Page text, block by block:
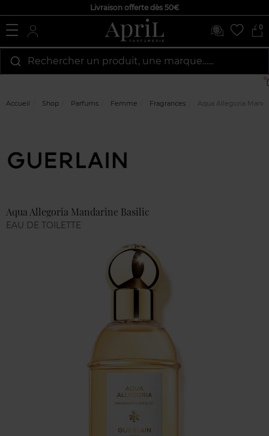
Livraison offerte dès 50€
0
Rechercher un produit, une marque…...
Accueil Shop Parfums Femme Fragrances Aqua Allegoria
Aqua Allegoria Mandarine Basilic
EAU DE TOILETTE